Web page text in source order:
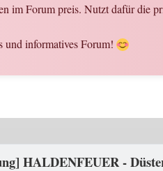
im Forum preis. Nutzt dafür die
und informatives Forum!
HALDENFEUER -